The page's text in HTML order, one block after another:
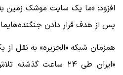
افزود: «ما یک سایت موشک زمین
پس از هدف قرار دادن
همزمان شبکه «الجزیره» به نقل از
«ایران طی ۲۴ ساعت